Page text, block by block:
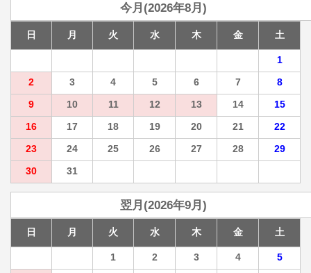
今月(2026年8月)
日 月 火 水 木 金 土
1
2 3 4 5 6 7 8
9 10 11 12 13 14 15
16 17 18 19 20 21 22
23 24 25 26 27 28 29
30 31
翌月(2026年9月)
日 月 火 水 木 金 土
1 2 3 4 5